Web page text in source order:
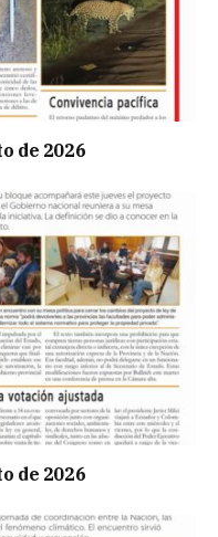
de 2026
de 2026